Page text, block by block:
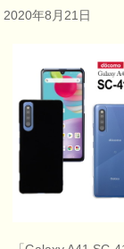
2020年8月21日